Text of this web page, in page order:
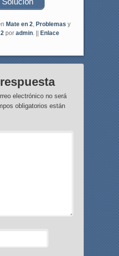
Mate en 2, Problemas y
por admin. ||
Enlace
electrónico no será
obligatorios están